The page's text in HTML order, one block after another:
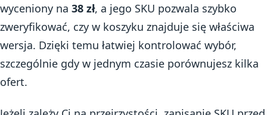
wyceniony na 38 zł, a jego SKU pozwala szybko
zweryfikować, czy w koszyku znajduje się właściwa
wersja. Dzięki temu łatwiej kontrolować wybór,
szczególnie gdy w jednym czasie porównujesz kilka
ofert.